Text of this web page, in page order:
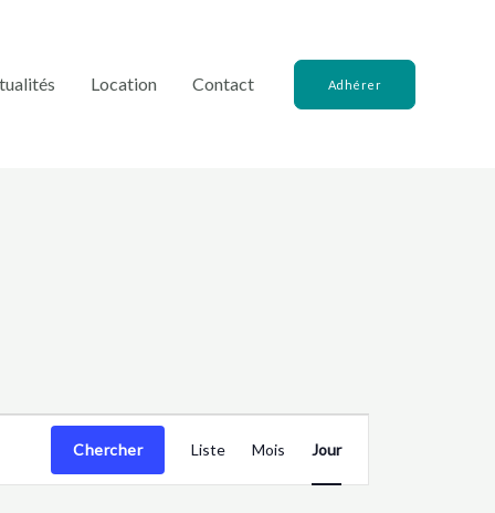
Location Contact Adhérer
Chercher
Navigation
de
Liste Mois Jour